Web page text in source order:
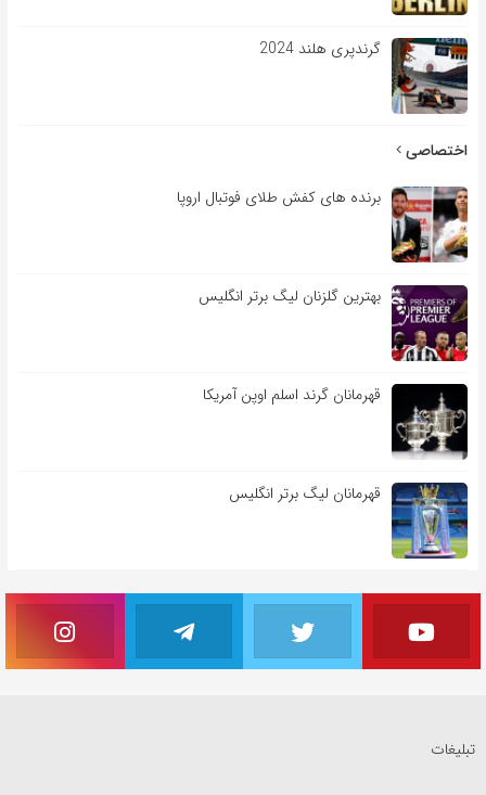
گرندپری هلند 2024
اختصاصی
برنده های کفش طلای فوتبال اروپا
بهترین گلزنان لیگ برتر انگلیس
قهرمانان گرند اسلم اوپن آمریکا
قهرمانان لیگ برتر انگلیس
تبلیغات